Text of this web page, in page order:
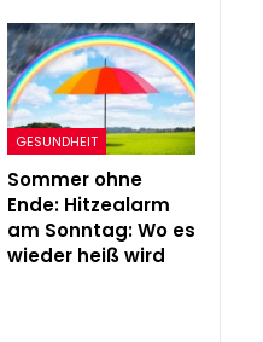
GESUNDHEIT
Sommer ohne
Ende: Hitzealarm
am Sonntag: Wo es
wieder heiß wird